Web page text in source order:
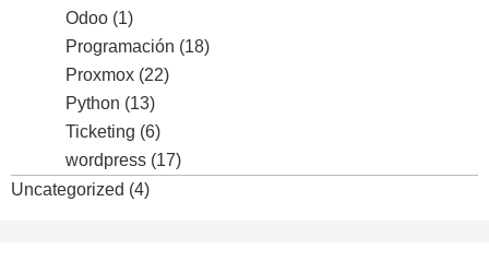
Odoo (1)
Programación (18)
Proxmox (22)
Python (13)
Ticketing (6)
wordpress (17)
Uncategorized (4)